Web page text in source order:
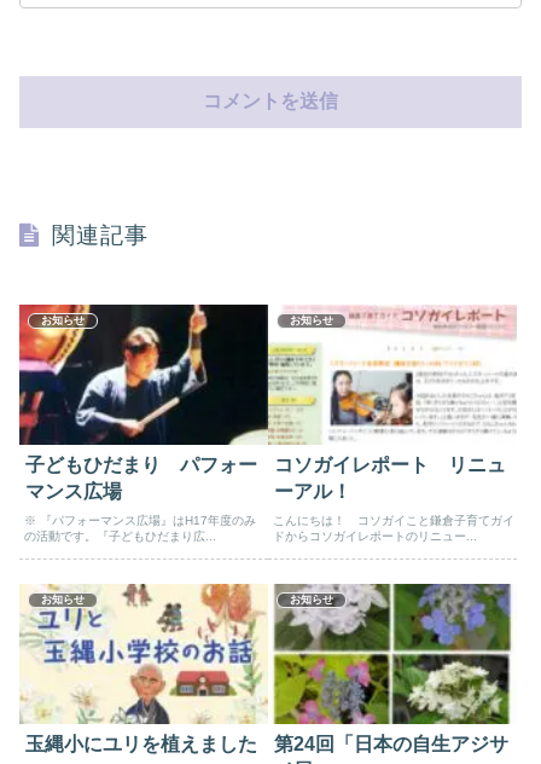
関連記事
お知らせ
子どもひだまり パフォー
マンス広場
※ 『パフォーマンス広場』はH17年度のみ
の活動です。『子どもひだまり広...
お知らせ
コソガイレポート リニュ
ーアル！
こんにちは！ コソガイこと鎌倉子育てガイ
ドからコソガイレポートのリニュー...
お知らせ
玉縄小にユリを植えました
お知らせ
第24回「日本の自生アジサ